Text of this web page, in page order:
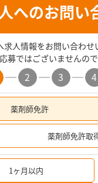
へのお問い
人情報をお問い合わせ
募ではございませんので
2 3 4
薬剤師免許
薬剤師免許取
1ヶ月以内